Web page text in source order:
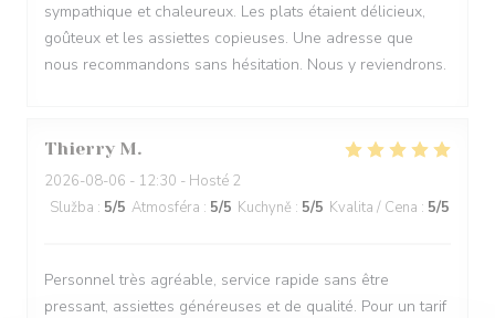
sympathique et chaleureux. Les plats étaient délicieux,
goûteux et les assiettes copieuses. Une adresse que
nous recommandons sans hésitation. Nous y reviendrons.
Thierry M
2026-08-06 - 12:30 - Hosté 2
Služba : 5/5 Atmosféra : 5/5 Kuchyně : 5/5 Kvalita / Cena : 5/5
Personnel très agréable, service rapide sans être
pressant, assiettes généreuses et de qualité. Pour un tarif